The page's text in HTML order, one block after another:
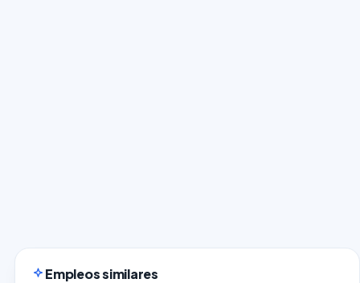
Empleos similares